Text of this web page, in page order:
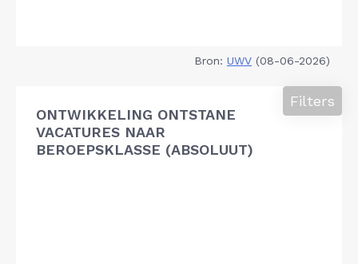
Bron: UWV (08-06-2026)
ONTWIKKELING ONTSTANE
VACATURES NAAR
BEROEPSKLASSE (ABSOLUUT)
Filters